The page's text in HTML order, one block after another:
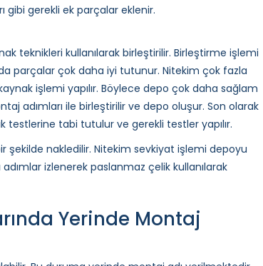
gibi gerekli ek parçalar eklenir.
teknikleri kullanılarak birleştirilir. Birleştirme işlemi
parçalar çok daha iyi tutunur. Nitekim çok fazla
işlemi yapılır. Böylece depo çok daha sağlam
adımları ile birleştirilir ve depo oluşur. Son olarak
tabi tutulur ve gerekli testler yapılır.
şekilde nakledilir. Nitekim sevkiyat işlemi depoyu
izlenerek paslanmaz çelik kullanılarak
Yerinde Montaj